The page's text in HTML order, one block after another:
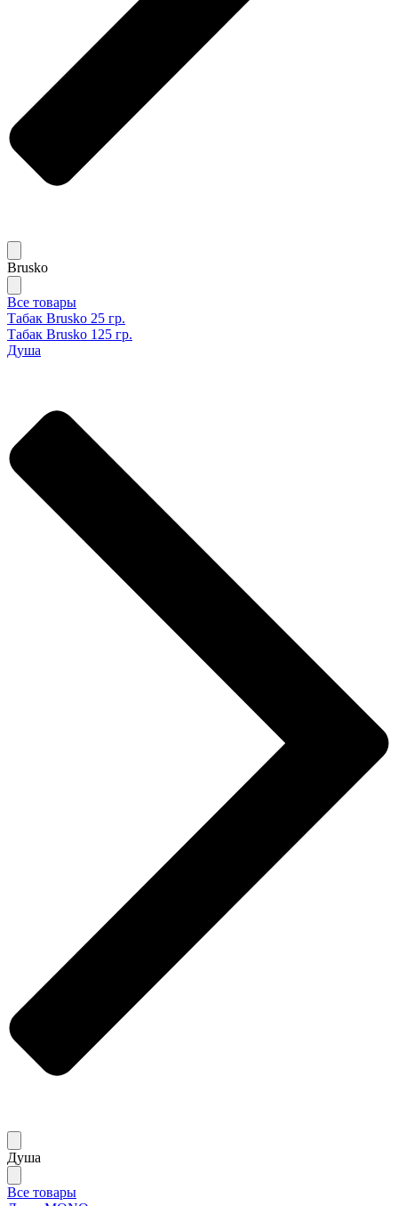
Brusko
Все товары
Табак Brusko 25 гр.
Табак Brusko 125 гр.
Душа
Душа
Все товары